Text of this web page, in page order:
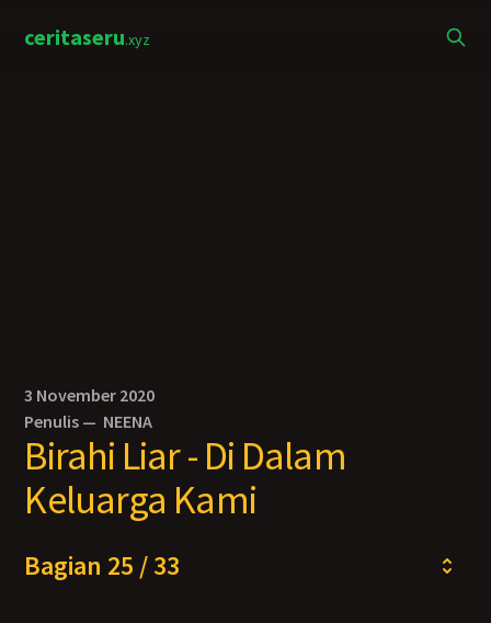
ceritaseru.xyz
3 November 2020
Penulis — NEENA
Birahi Liar - Di Dalam
Keluarga Kami
Bagian 25 / 33